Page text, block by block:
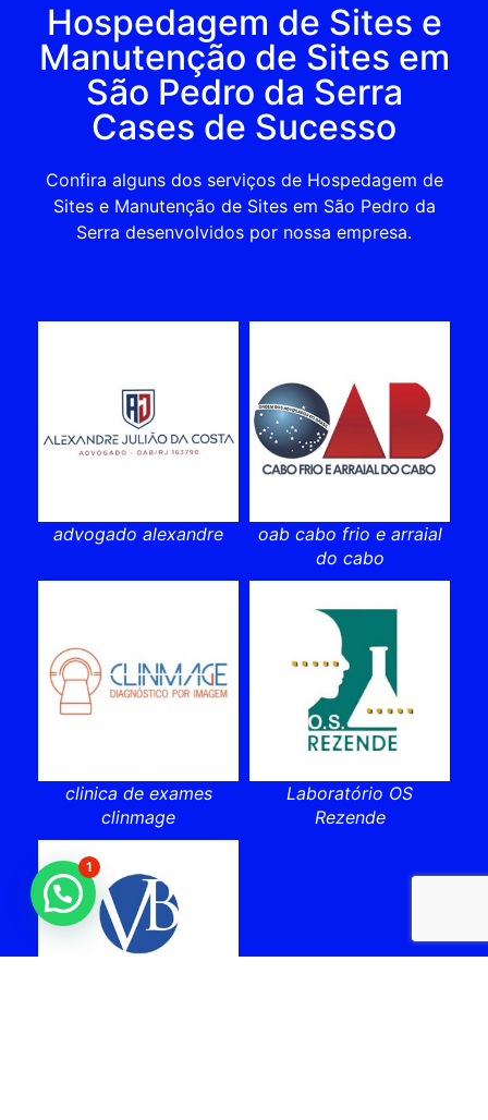
Hospedagem de Sites e
Manutenção de Sites em
São Pedro da Serra
Cases de Sucesso
Confira alguns dos serviços de Hospedagem de
Sites e Manutenção de Sites em São Pedro da
Serra desenvolvidos por nossa empresa.
advogado alexandre
oab cabo frio e arraial
do cabo
clinica de exames
clinmage
Laboratório OS
Rezende
1